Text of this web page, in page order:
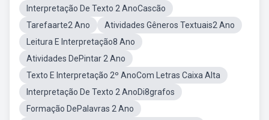
Interpretação De Texto 2 AnoCascão
Tarefaarte2 Ano
Atividades Gêneros Textuais2 Ano
Leitura E Interpretação8 Ano
Atividades DePintar 2 Ano
Texto E Interpretação 2º AnoCom Letras Caixa Alta
Interpretação De Texto 2 AnoDi8grafos
Formação DePalavras 2 Ano